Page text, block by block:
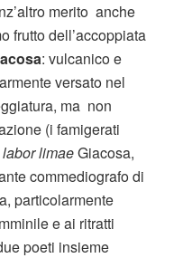
merito anche
frutto dell’accoppiata
: vulcanico e
versato nel
ma non
(i famigerati
labor limaeGiacosa,
commediografo di
particolarmente
e ai ritratti
poeti insieme